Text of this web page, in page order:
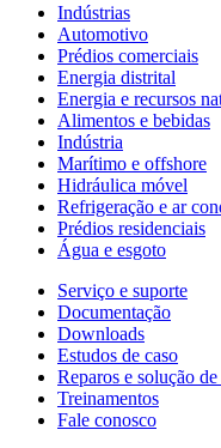
Indústrias
Automotivo
Prédios comerciais
Energia distrital
Energia e recursos
Alimentos e bebidas
Indústria
Marítimo e offshore
Hidráulica móvel
Refrigeração e ar
Prédios residenciais
Água e esgoto
Serviço e suporte
Documentação
Downloads
Estudos de caso
Reparos e solução
Treinamentos
Fale conosco